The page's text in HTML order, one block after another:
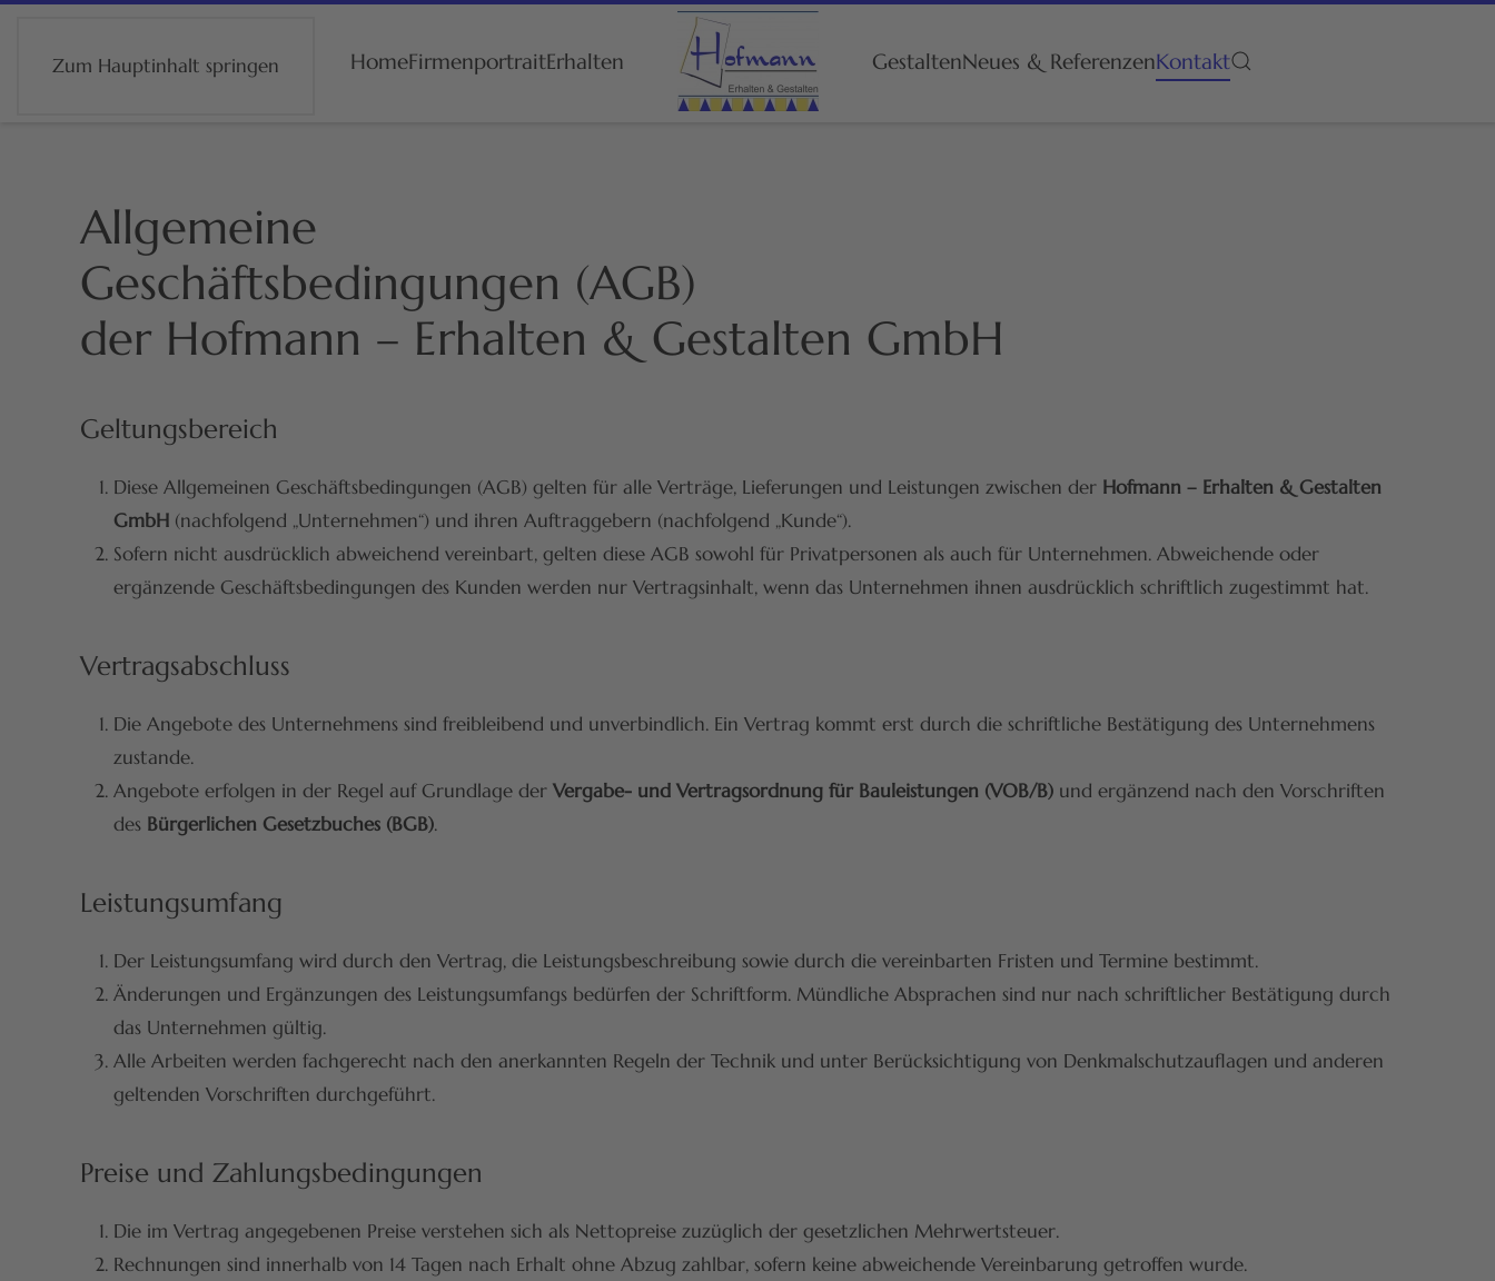
Zum Hauptinhalt springen HomeFirmenportraitErhalten GestaltenNeues & ReferenzenKontakt
Allgemeine
Geschäftsbedingungen (AGB)
der Hofmann – Erhalten & Gestalten GmbH
Geltungsbereich
Diese Allgemeinen Geschäftsbedingungen (AGB) gelten für alle Verträge, Lieferungen und Leistungen zwischen der Hofmann – Erhalten & Gestalten
GmbH (nachfolgend „Unternehmen“) und ihren Auftraggebern (nachfolgend „Kunde“).
Sofern nicht ausdrücklich abweichend vereinbart, gelten diese AGB sowohl für Privatpersonen als auch für Unternehmen. Abweichende oder
ergänzende Geschäftsbedingungen des Kunden werden nur Vertragsinhalt, wenn das Unternehmen ihnen ausdrücklich schriftlich zugestimmt hat.
Vertragsabschluss
Die Angebote des Unternehmens sind freibleibend und unverbindlich. Ein Vertrag kommt erst durch die schriftliche Bestätigung des Unternehmens
zustande.
Angebote erfolgen in der Regel auf Grundlage der Vergabe- und Vertragsordnung für Bauleistungen (VOB/B) und ergänzend nach den Vorschriften
des Bürgerlichen Gesetzbuches (BGB).
Leistungsumfang
Der Leistungsumfang wird durch den Vertrag, die Leistungsbeschreibung sowie durch die vereinbarten Fristen und Termine bestimmt.
Änderungen und Ergänzungen des Leistungsumfangs bedürfen der Schriftform. Mündliche Absprachen sind nur nach schriftlicher Bestätigung durch
das Unternehmen gültig.
Alle Arbeiten werden fachgerecht nach den anerkannten Regeln der Technik und unter Berücksichtigung von Denkmalschutzauflagen und anderen
geltenden Vorschriften durchgeführt.
Preise und Zahlungsbedingungen
Die im Vertrag angegebenen Preise verstehen sich als Nettopreise zuzüglich der gesetzlichen Mehrwertsteuer.
Rechnungen sind innerhalb von 14 Tagen nach Erhalt ohne Abzug zahlbar, sofern keine abweichende Vereinbarung getroffen wurde.